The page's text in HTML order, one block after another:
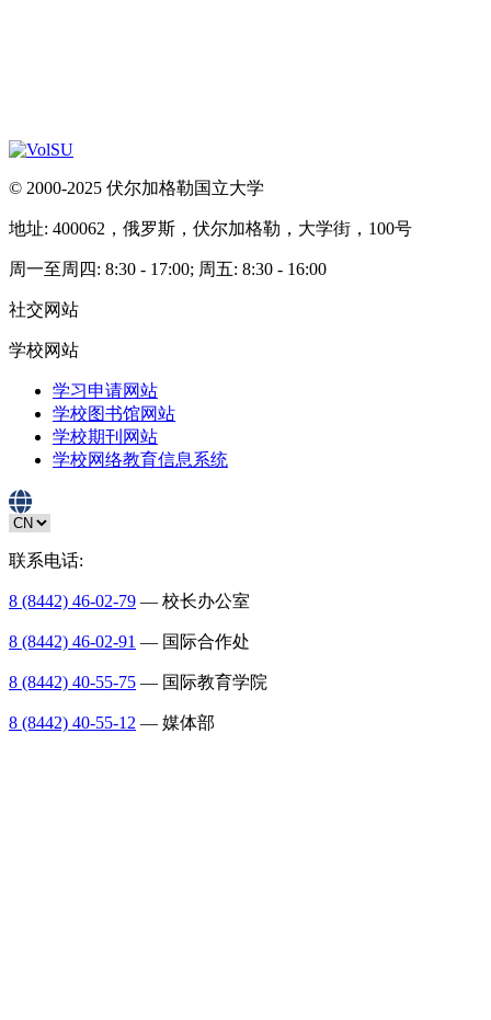
© 2000-2025 伏尔加格勒国立大学
地址: 400062，俄罗斯，伏尔加格勒，大学街，100号
周一至周四: 8:30 - 17:00; 周五: 8:30 - 16:00
社交网站
学校网站
学习申请网站
学校图书馆网站
学校期刊网站
学校网络教育信息系统
联系电话:
8 (8442) 46-02-79 — 校长办公室
8 (8442) 46-02-91 — 国际合作处
8 (8442) 40-55-75 — 国际教育学院
8 (8442) 40-55-12 — 媒体部